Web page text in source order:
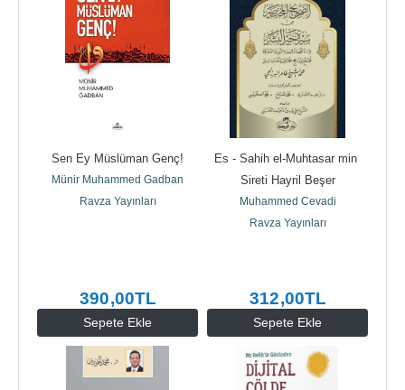
Sepete Ekle
Sen Ey Müslüman Genç!
Münir Muhammed Gadban
Ravza Yayınları
390,00TL
Sepete Ekle
Es - Sahih el-Muhtasar min
Sireti Hayril Beşer
Muhammed Cevadi
Ravza Yayınları
312,00TL